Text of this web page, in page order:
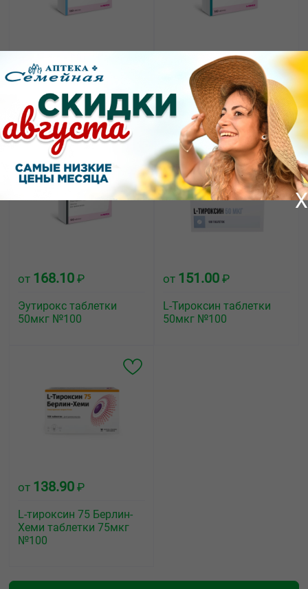
от245.60₽
Эутирокс таблетки
125мкг №100
202.10₽
Эутирокс таблетки
100мкг №100
от 168.10 ₽
Эутирокс таблетки
50мкг №100
от 151.00 ₽
L-Тироксин таблетки
50мкг №100
от 138.90 ₽
L-тироксин 75 Берлин-
Хеми таблетки 75мкг
№100
X